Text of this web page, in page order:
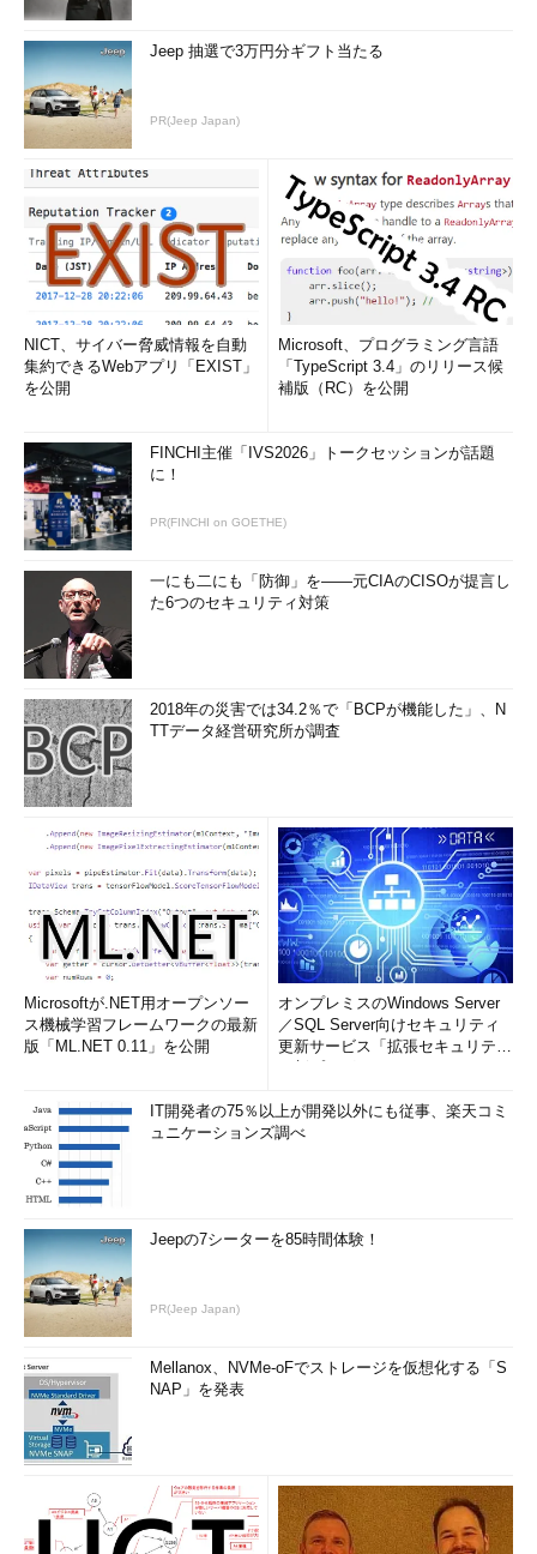
Jeep 抽選で3万円分ギフト当たる
PR(Jeep Japan)
NICT、サイバー脅威情報を自動
集約できるWebアプリ「EXIST」
を公開
Microsoft、プログラミング言語
「TypeScript 3.4」のリリース候
補版（RC）を公開
FINCHI主催「IVS2026」トークセッションが話題
に！
PR(FINCHI on GOETHE)
一にも二にも「防御」を――元CIAのCISOが提言し
た6つのセキュリティ対策
2018年の災害では34.2％で「BCPが機能した」、N
TTデータ経営研究所が調査
Microsoftが.NET用オープンソー
ス機械学習フレームワークの最新
版「ML.NET 0.11」を公開
オンプレミスのWindows Server
／SQL Server向けセキュリティ
更新サービス「拡張セキュリティ
IT開発者の75％以上が開発以外にも従事、楽天コミ
ュニケーションズ調べ
Jeepの7シーターを85時間体験！
PR(Jeep Japan)
Mellanox、NVMe-oFでストレージを仮想化する「S
NAP」を発表